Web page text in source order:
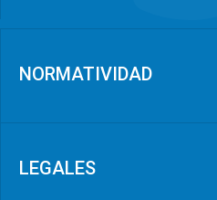
NORMATIVIDAD
LEGALES